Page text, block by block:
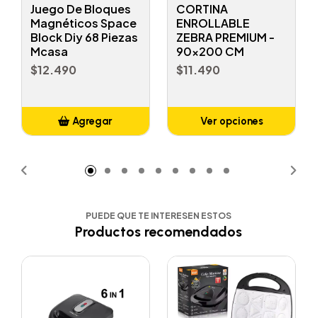
Juego De Bloques
Magnéticos Space
Block Diy 68 Piezas
Mcasa
$12.490
Agregar
CORTINA
ENROLLABLE
ZEBRA PREMIUM -
90x200 CM
$11.490
Ver opciones
PUEDE QUE TE INTERESEN ESTOS
Productos recomendados